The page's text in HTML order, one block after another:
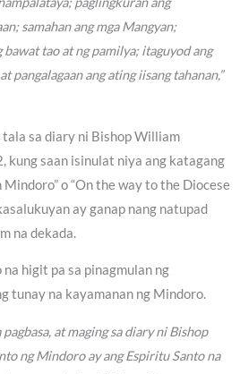
samahan ang mga Mangyan;
tao at ng pamilya; itaguyod ang
pangalagaan ang ating iisang tahanan,”
sa diary ni Bishop William
kung saan isinulat niya ang katagang
o “On the way to the Diocese
ay ganap nang natupad
na dekada.
higit pa sa pinagmulan ng
tunay na kayamanan ng Mindoro.
at maging sa diary ni Bishop
ng Mindoro ay ang Espiritu Santo na